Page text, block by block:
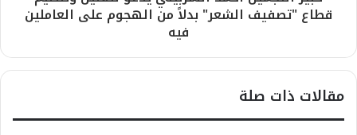
قطاع "تصفيف الشعر" بدلاً من الهجوم على العاملين
فيه
مقالات ذات صلة